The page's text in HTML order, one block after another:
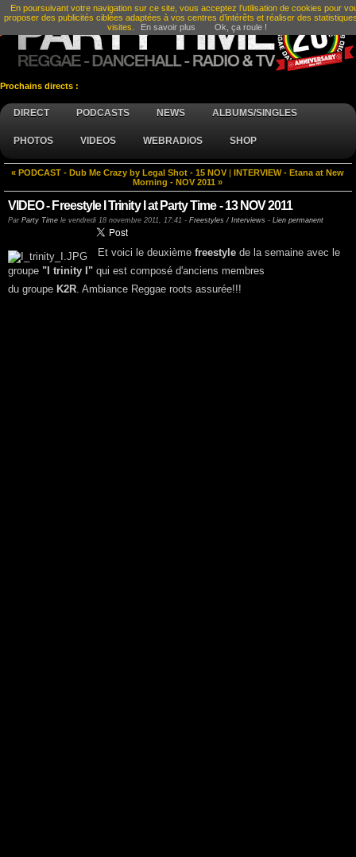
Prochains directs :
DIRECT PODCASTS NEWS ALBUMS/SINGLES
PHOTOS VIDEOS WEBRADIOS SHOP
« PODCAST - Dub Me Crazy by Legal Shot - 15 NOV
INTERVIEW - Etana at New
Morning - NOV 2011 »
VIDEO - Freestyle I Trinity I at Party Time - 13 NOV 2011
Par Party Time le vendredi 18 novembre 2011, 17:41 - Freestyles / Interviews - Lien permanent
Et voici le deuxièmefreestyle de la semaine avec le
groupe "I trinity I" qui est composé d'anciens membres
du groupe K2R. Ambiance Reggae roots assurée!!!
En poursuivant votre navigation sur ce site, vous acceptez l’utilisation de cookies pour
proposer des publicités ciblées adaptées à vos centres d’intérêts et réaliser des
visites.
En savoir plus Ok, ça roule !